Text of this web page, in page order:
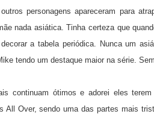
personagens apareceram para
nada asiática. Tinha certeza que
a tabela periódica. Nunca um
tendo um destaque maior na série.
continuam ótimos e adorei eles
All Over, sendo uma das partes mais